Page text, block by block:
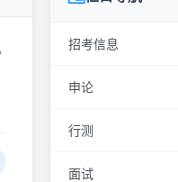
招考信息
申论
行测
面试